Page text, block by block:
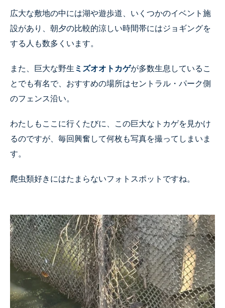
広大な敷地の中には湖や遊歩道、いくつかのイベント施
設があり、朝夕の比較的涼しい時間帯にはジョギングを
する人も数多くいます。
また、 巨大な野生ミズオオトカゲが多数生息しているこ
とでも有名で、 おすすめの場所はセントラル・パーク側
のフェンス沿い。
わたしもここに行くたびに、この巨大なトカゲを見かけ
るのですが、毎回興奮して何枚も写真を撮ってしまいま
す。
爬虫類好きにはたまらないフォトスポットですね。